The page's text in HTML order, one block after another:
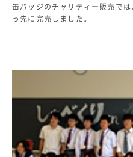
ニュース・トピックス一覧
お問い合わせ
緊急・災害時の対応
同窓会
ENGLISHページ
個人情報保護への取り組み
このサイトについて
採用情報
缶バッジのチャリティー販売で
っ先に完売しました。